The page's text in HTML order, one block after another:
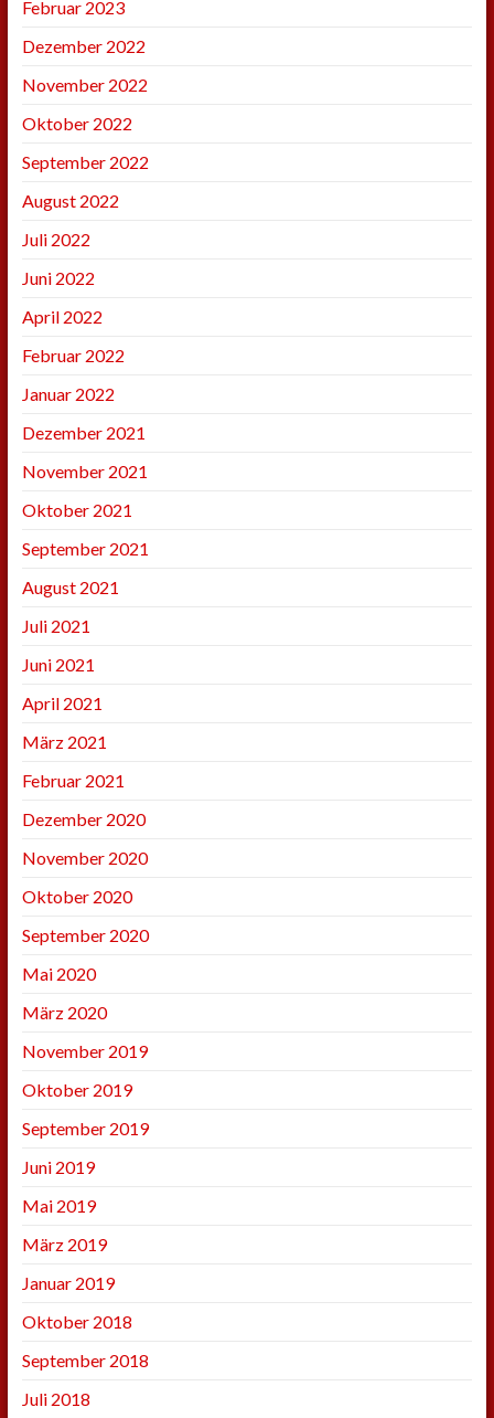
Februar 2023
Dezember 2022
November 2022
Oktober 2022
September 2022
August 2022
Juli 2022
Juni 2022
April 2022
Februar 2022
Januar 2022
Dezember 2021
November 2021
Oktober 2021
September 2021
August 2021
Juli 2021
Juni 2021
April 2021
März 2021
Februar 2021
Dezember 2020
November 2020
Oktober 2020
September 2020
Mai 2020
März 2020
November 2019
Oktober 2019
September 2019
Juni 2019
Mai 2019
März 2019
Januar 2019
Oktober 2018
September 2018
Juli 2018